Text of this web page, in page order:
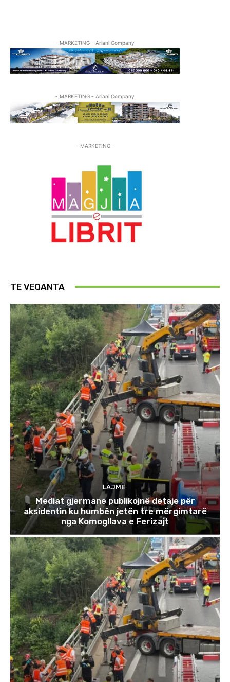
- MARKETING - Ariani Company
- MARKETING - Ariani Company
- MARKETING -
TE VEQANTA
LAJME
Mediat gjermane publikojnë detaje për
aksidentin ku humbën jetën tre mërgimtarë
nga Komogllava e Ferizajt